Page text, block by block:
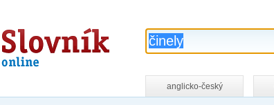
Slovník
online
anglicko-český